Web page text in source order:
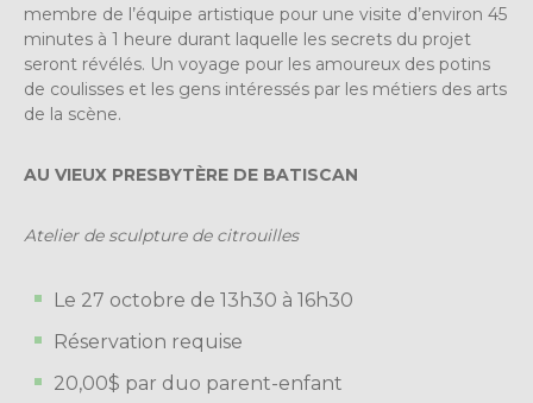
membre de l’équipe artistique pour une visite d’environ 45
minutes à 1 heure durant laquelle les secrets du projet
seront révélés. Un voyage pour les amoureux des potins
de coulisses et les gens intéressés par les métiers des arts
de la scène.
AU VIEUX PRESBYTÈRE DE BATISCAN
Atelier de sculpture de citrouilles
Le 27 octobre de 13h30 à 16h30
Réservation requise
20,00$ par duo parent-enfant